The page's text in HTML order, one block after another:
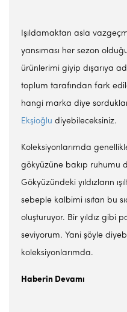
Işıldamaktan asla
yansıması her sezon
ürünlerimi giyip dışarıya
toplum tarafından fark
hangi marka diye
Ekşioğlu diyebileceksiniz.
Koleksiyonlarımda
gökyüzüne bakıp ruhumu
Gökyüzündeki yıldızların
sebeple kalbimi ısıtan bu
oluşturuyor. Bir yıldız gibi
seviyorum. Yani şöyle
koleksiyonlarımda.
Haberin Devamı